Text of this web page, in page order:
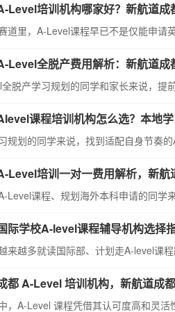
Level培训机构哪家好？新航道成
Level全脱产费用解析：新航道成
课程培训机构怎么选？本地
Level培训一对一费用解析，新航
际学校A-level课程辅导机构选择
都 A-Level 培训机构，新航道成